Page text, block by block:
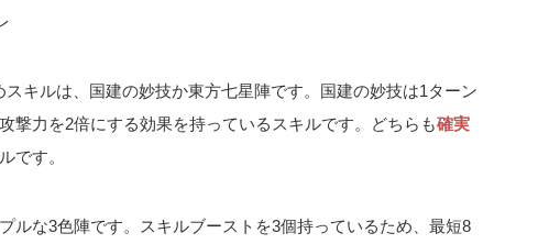
キルは、国建の妙技か東方七星陣です。国建の妙技は1ターン
撃力を2倍にする効果を持っているスキルです。どちらも確実
です。
ルな3色陣です。スキルブーストを3個持っているため、最短8